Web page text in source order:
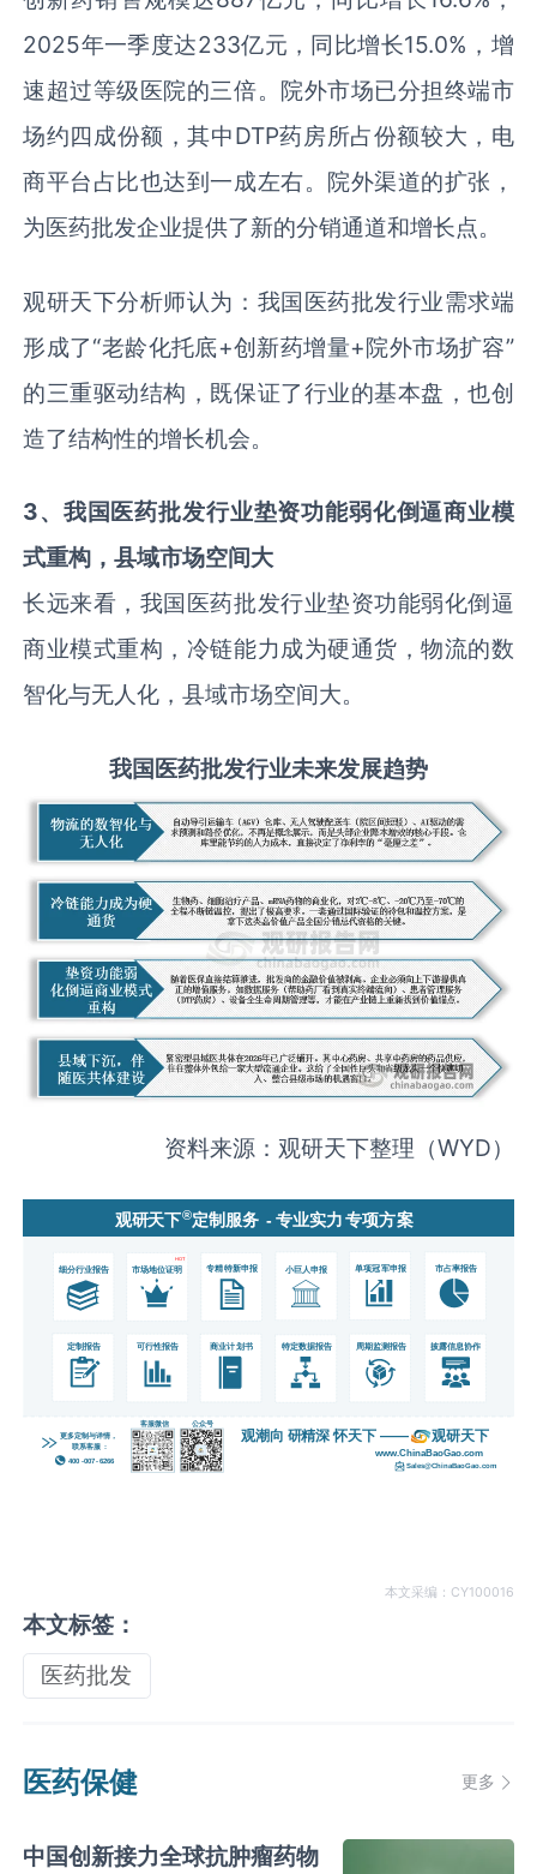
2025年一季度达233亿元，同比增长15.0%，增
速超过等级医院的三倍。院外市场已分担终端市
场约四成份额，其中DTP药房所占份额较大，电
商平台占比也达到一成左右。院外渠道的扩张，
为医药批发企业提供了新的分销通道和增长点。
观研天下分析师认为：我国医药批发行业需求端
形成了“老龄化托底+创新药增量+院外市场扩容”
的三重驱动结构，既保证了行业的基本盘，也创
造了结构性的增长机会。
3、 我国医药批发行业垫资功能弱化倒逼商业模
式重构 ，县域市场空间大
长远来看，我国医药批发行业垫资功能弱化倒逼
商业模式重构，冷链能力成为硬通货，物流的数
智化与无人化，县域市场空间大。
我国医药批发行业未来发展趋势
资料来源：观研天下整理（WYD）
本文采编：CY100016
本文标签：
医药批发
医药保健 更多
中国创新接力全球抗肿瘤药物